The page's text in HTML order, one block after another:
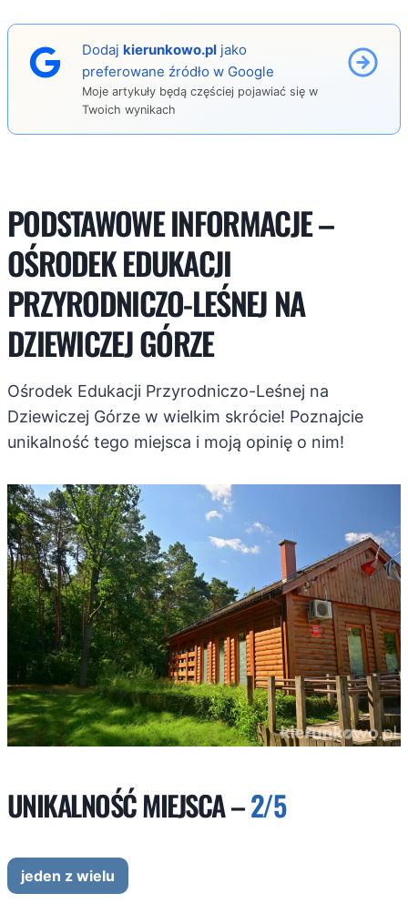
Dodajkierunkowo.pl jako
preferowane źródło w Google
Moje artykuły będą częściej pojawiać się w
Twoich wynikach
PODSTAWOWE INFORMACJE –
OŚRODEK EDUKACJI
PRZYRODNICZO-LEŚNEJ NA
DZIEWICZEJ GÓRZE
Ośrodek Edukacji Przyrodniczo-Leśnej na
Dziewiczej Górze w wielkim skrócie! Poznajcie
unikalność tego miejsca i moją opinię o nim!
UNIKALNOŚĆ MIEJSCA –2/5
jeden z wielu